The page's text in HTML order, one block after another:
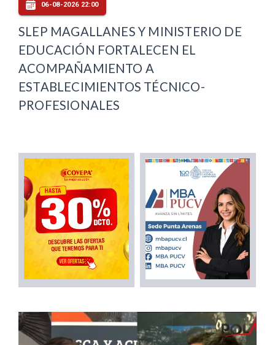
06-08-2026 22:00
SLEP MAGALLANES Y MINISTERIO DE
EDUCACIÓN FORTALECEN EL
ACOMPAÑAMIENTO A
ESTABLECIMIENTOS TÉCNICO-
PROFESIONALES